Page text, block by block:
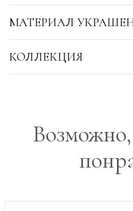
МАТЕРИАЛ
КОЛЛЕКЦИЯ